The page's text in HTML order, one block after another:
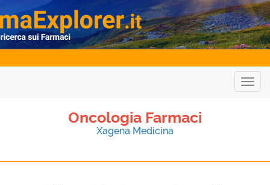
Oncologia Farmaci
Xagena Medicina